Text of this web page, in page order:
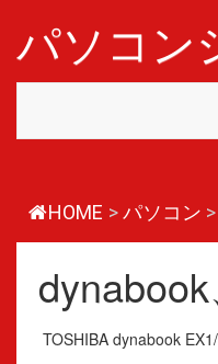
パソコン
HOME >パソコン >
TOSHIBA dynabook